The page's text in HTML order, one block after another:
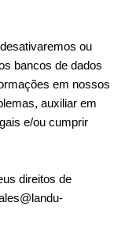
ou
bancos de dados
em nossos
auxiliar em
e/ou cumprir
direitos de